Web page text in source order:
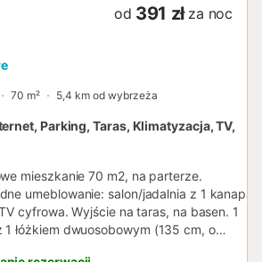
od 391 zł za noc
70 m² 5,4 km od wybrzeża
Parking, Taras, Klimatyzacja, TV,
mieszkanie 70 m2, na parterze.
umeblowanie: salon/jadalnia z 1 kanapą
cyfrowa. Wyjście na taras, na basen. 1
łóżkiem dwuosobowym (135 cm, o